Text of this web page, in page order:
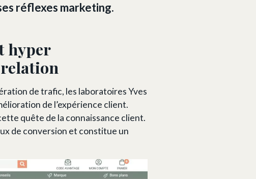
réflexes marketing.
hyper
de trafic, les laboratoires Yves
de l’expérience client.
quête de la connaissance client.
de conversion et constitue un